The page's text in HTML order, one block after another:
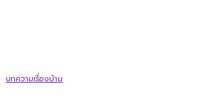
บทความเรื่องบ้าน